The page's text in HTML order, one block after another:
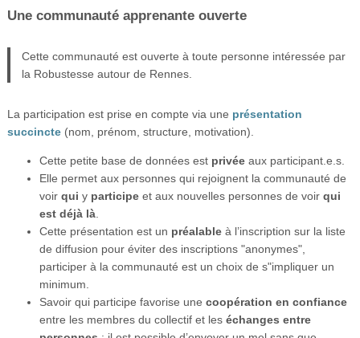
Une communauté apprenante ouverte
Cette communauté est ouverte à toute personne intéressée par
la Robustesse autour de Rennes.
La participation est prise en compte via une présentation
succincte(nom, prénom, structure, motivation).
Cette petite base de données est privée aux participant.e.s.
Elle permet aux personnes qui rejoignent la communauté de
voir qui y participe et aux nouvelles personnes de voir qui
est déjà là.
Cette présentation est un préalableà l’inscription sur la liste
de diffusion pour éviter des inscriptions "anonymes",
participer à la communauté est un choix de s"impliquer un
minimum.
Savoir qui participe favorise une coopération en confiance
entre les membres du collectif et les échanges entre